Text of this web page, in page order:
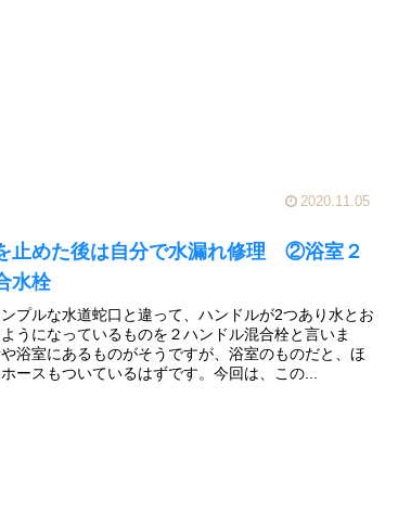
2020.11.05
止めた後は自分で水漏れ修理 ②浴室２
水栓
プルな水道蛇口と違って、ハンドルが2つあり水とお
うになっているものを２ハンドル混合栓と言いま
浴室にあるものがそうですが、浴室のものだと、ほ
ースもついているはずです。今回は、この...